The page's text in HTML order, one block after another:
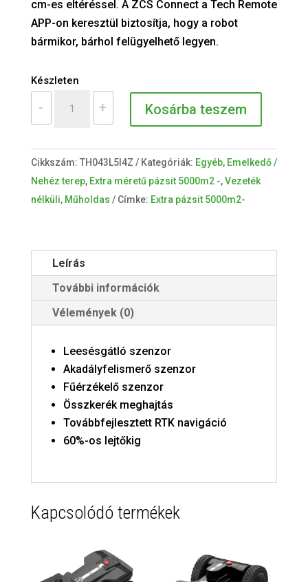
cm-es eltéréssel. A ZCS Connect a Tech Remote
APP-on keresztül biztosítja, hogy a robot
bármikor, bárhol felügyelhető legyen.
Készleten
- + Kosárba teszem
Cikkszám: TH043L5I4Z Kategóriák: Egyéb, Emelkedő /
Nehéz terep, Extra méretű pázsit 5000m2 -,Vezeték
nélküli, Műholdas
Címke: Extra pázsit 5000m2-
Leírás
További információk
Vélemények (0)
Leesésgátló szenzor
Akadályfelismerő szenzor
Fűérzékelő szenzor
Összkerék meghajtás
Továbbfejlesztett RTK navigáció
60%-os lejtőkig
Kapcsolódó termékek